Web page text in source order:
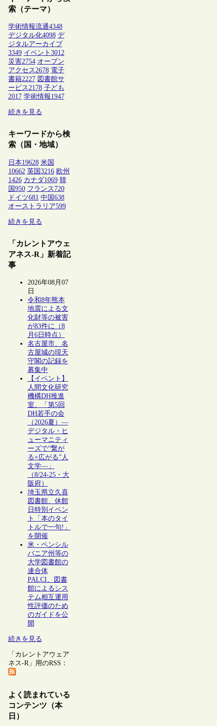
索（テーマ）
学術情報流通4348
デジタル化4098 デ
ジタルアーカイブ
3349 イベント 3012
災害2754 オープン
アクセス2678 電子
書籍2227 図書館サ
ービス2178 子ども
2017 学術情報1947
続きを見る
キーワードから検
索（国・地域）
日本19628 米国
10662 英国3216 欧州
1426 カナダ1069 韓
国950 フランス 720
ドイツ681 中国638
オーストラリア599
続きを見る
「カレントアウェ
アネス-R」新着記
事
2026年08月07
日
令和8年熊本
地震による文
化財等の被害
が83件に（8
月6日時点）
名古屋市、名
古屋城の現天
守閣の記録を
募集中
【イベント】
人間文化研究
機構DH推進
室、「第5回
DH若手の会
（2026夏）―
デジタル・ヒ
ューマニティ
ーズで“繋が
る×広がる”人
文学―」
（8/24-25・大
阪府）
埼玉県立久喜
図書館、休館
日特別イベン
ト「本のタイ
トルで一句!」
を開催
米・ペンシル
バニア州等の
大学図書館の
連合体
PALCI、図書
館によるシス
テム相互運用
性評価のため
のガイドを公
開
続きを見る
「カレントアウェア
ネス-R」用のRSS：
よく読まれている
コンテンツ（本
日）